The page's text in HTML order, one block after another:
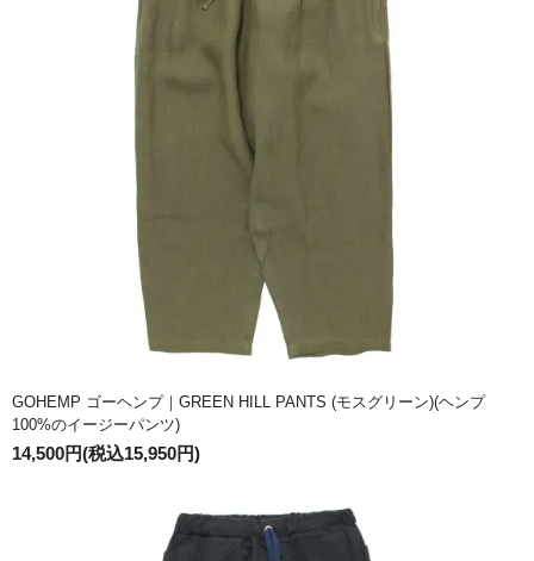
GOHEMP ゴーヘンプ｜GREEN HILL PANTS (モスグリーン)(ヘンプ
100%のイージーパンツ)
14,500円(税込15,950円)